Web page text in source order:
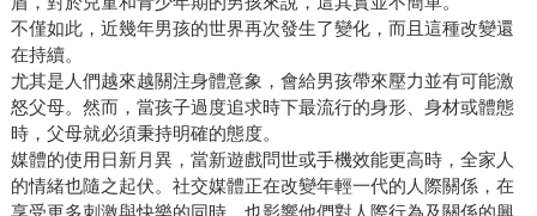
不僅如此，近幾年男孩的世界再次發生了變化，而且這種改變還
在持續。
尤其是人們越來越關注身體意象，會給男孩帶來壓力並有可能激
怒父母。然而，當孩子過度追求時下最流行的身形、身材或體態
時，父母就必須秉持明確的態度。
媒體的使用日新月異，當新遊戲問世或手機效能更高時，全家人
的情緒也隨之起伏。社交媒體正在改變年輕一代的人際關係，在
享受更多刺激與快樂的同時，也影響他們對人際行為及關係的興